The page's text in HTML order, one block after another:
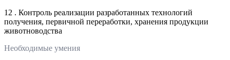
12 . Контроль реализации разработанных технологий
получения, первичной переработки, хранения продукции
животноводства
Необходимые умения